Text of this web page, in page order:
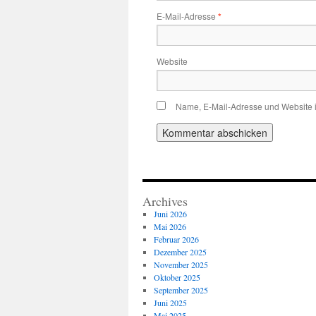
E-Mail-Adresse *
Website
Name, E-Mail-Adresse und
Archives
Juni 2026
Mai 2026
Februar 2026
Dezember 2025
November 2025
Oktober 2025
September 2025
Juni 2025